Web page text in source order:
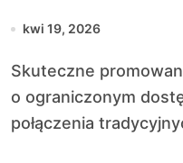
internetu
kwi 19, 2026
Skuteczne promowanie produktów w regionach
o ograniczonym
połączenia